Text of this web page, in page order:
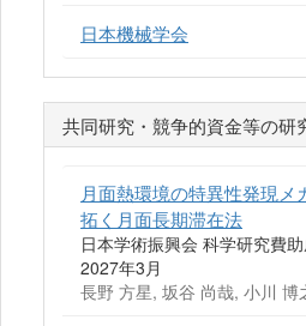
日本機械学会
共同研究・競争的資金等の研
月面熱環境の特異性発現メ
拓く月面長期滞在法
日本学術振興会 科学研究費
2027年3月
長野 方星, 坂谷 尚哉, 小川 博